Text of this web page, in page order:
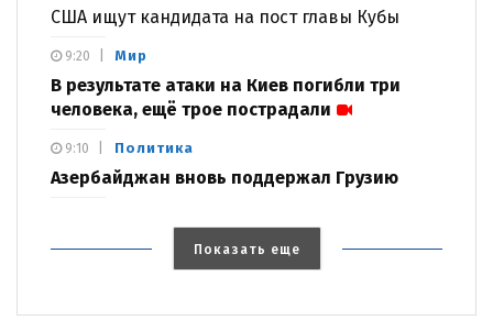
США ищут кандидата на пост главы Кубы
Мир
В результате атаки на Киев погибли три
человека, ещё трое пострадали
9:20
Политика
Азербайджан вновь поддержал Грузию
9:10
Показать еще